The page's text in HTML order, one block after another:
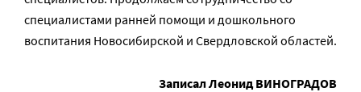
специалистами ранней помощи и дошкольного
воспитания Новосибирской и Свердловской областей.
Записал Леонид ВИНОГРАДОВ